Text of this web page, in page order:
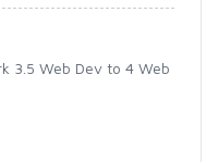
3.5 Web Dev to 4 Web